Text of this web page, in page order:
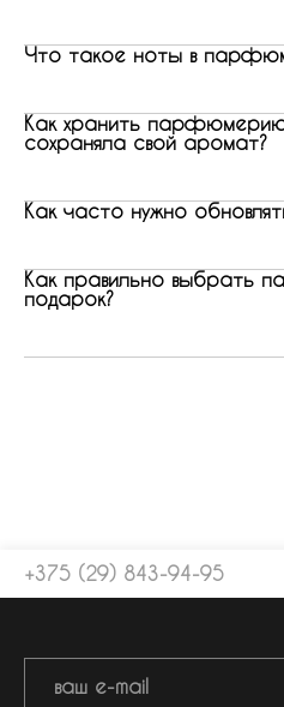
Что такое ноты в
Как хранить
сохраняла свой аромат?
Как часто нужно
Как правильно выбрать
подарок?
+375 (29) 843-94-95